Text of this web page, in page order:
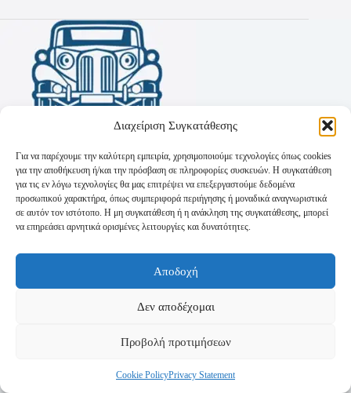
Διαχείριση Συγκατάθεσης
Για να παρέχουμε την καλύτερη εμπειρία, χρησιμοποιούμε τεχνολογίες όπως cookies
για την αποθήκευση ή/και την πρόσβαση σε πληροφορίες συσκευών. Η συγκατάθεση
για τις εν λόγω τεχνολογίες θα μας επιτρέψει να επεξεργαστούμε δεδομένα
προσωπικού χαρακτήρα, όπως συμπεριφορά περιήγησης ή μοναδικά αναγνωριστικά
σε αυτόν τον ιστότοπο. Η μη συγκατάθεση ή η ανάκληση της συγκατάθεσης, μπορεί
να επηρεάσει αρνητικά ορισμένες λειτουργίες και δυνατότητες.
Αποδοχή
Δεν αποδέχομαι
Προβολή προτιμήσεων
Cookie PolicyPrivacy Statement
Πολιτική Απορρήτου
Τρόποι Αποστολής
Τρόποι Πληρωμής